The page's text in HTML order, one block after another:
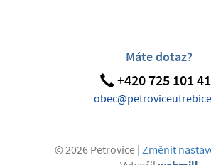
Máte dotaz?
+420 725 101
© 2026 Petrovice | Změnit